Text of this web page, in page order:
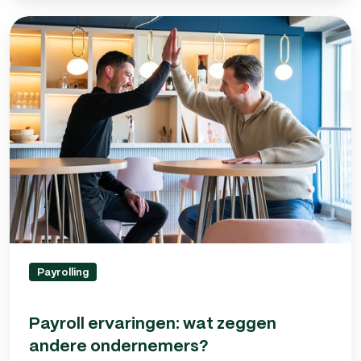
Payroll
ervaringen:
wat
zeggen
andere
ondernemers?
Payrolling
Payroll ervaringen: wat zeggen
andere ondernemers?